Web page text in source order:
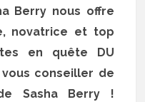
Berry nous offre
novatrice et top
en quête DU
conseiller de
Sasha Berry !